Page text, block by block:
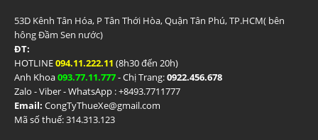
53D Kênh Tân Hóa, P Tân Thới Hòa, Quận Tân Phú, TP.HCM( bên
hông Đầm Sen nước)
ĐT:
HOTLINE094.11.222.11 (8h30 đến 20h)
Anh Khoa093.77.11.777- Chị Trang:0922.456.678
Zalo - Viber - WhatsApp : +8493.7711777
Email: CongTyThueXe@gmail.com
Mã số thuế: 314.313.123